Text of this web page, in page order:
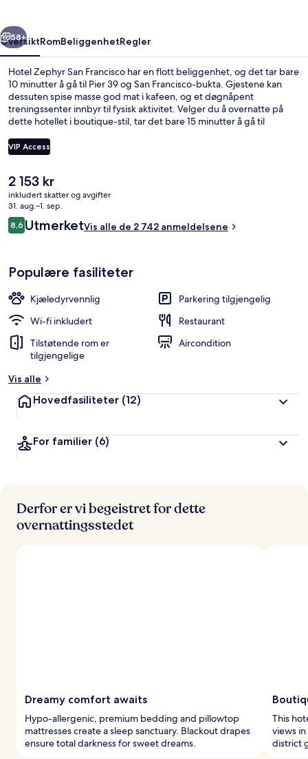
Neste
58+
OversiktRomBeliggenhetRegler
Hotel Zephyr San Francisco har en flott beliggenhet, og det tar bare
10 minutter å gå til Pier 39 og San Francisco-bukta. Gjestene kan
dessuten spise masse god mat i kafeen, og et døgnåpent
treningssenter innbyr til fysisk aktivitet. Velger du å overnatte på
dette hotellet i boutique-stil, tar det bare 15 minutter å gå til
komfortable sengene og den vennlige betjeningen. Du kan gå fra
overnattingsstedet til offentlig transport: Beach St & Mason St Stop
Stockton St Stop.
VIP Access
Den
nåværende
prisen
er
2 153 kr
2 153 kr
inkludert skatter og avgifter
31. aug.–1. sep.
Anmeldelser
8,68,6 av 10 –
UtmerketVis alle de 2 742 anmeldelsene
Populære fasiliteter
Kjæledyrvennlig
Parkering tilgjengelig
Wi-fi inkludert
Restaurant
Tilstøtende rom er
tilgjengelige
Aircondition
Vis alle
Hovedfasiliteter (12)
For familier (6)
Derfor er vi begeistret for dette
overnattingsstedet
Dreamy comfort awaits
Hypo-allergenic, premium bedding and pillowtop
mattresses create a sleep sanctuary. Blackout drapes
ensure total darkness for sweet dreams.
This
views
district